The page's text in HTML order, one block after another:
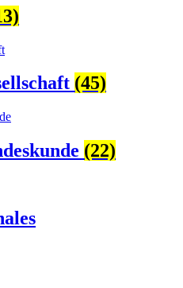
(45)
(22)